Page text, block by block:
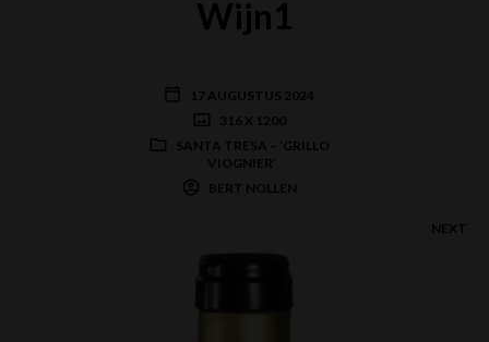
Wijn1
17 AUGUSTUS 2024
316 X 1200
SANTA TRESA – ‘GRILLO
VIOGNIER’
BERT NOLLEN
NEXT